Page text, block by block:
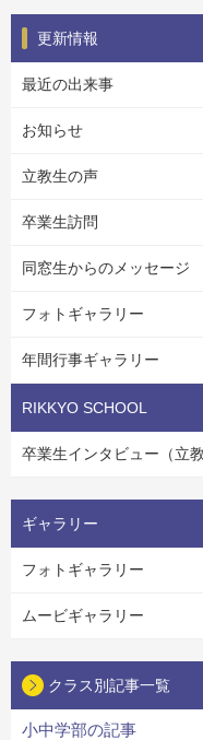
更新情報
最近の出来事
お知らせ
立教生の声
卒業生訪問
同窓生からのメッセージ
フォトギャラリー
年間行事ギャラリー
RIKKYO SCHOOL
卒業生インタビュー（立教
ギャラリー
フォトギャラリー
ムービギャラリー
クラス別記事一覧
小中学部の記事